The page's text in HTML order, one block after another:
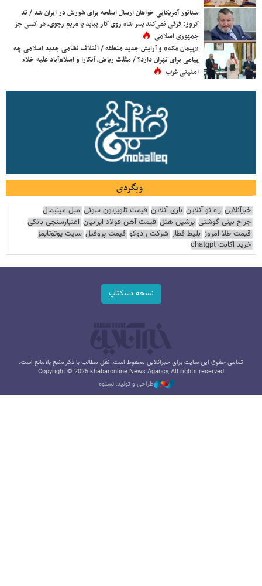
سناتور آمریکایی خواهان ارسال اسلحه برای شورش در ایران شد / تد
کروز: فرقی نمی‌کند پسر شاه روی کار بیاید یا مریم رجوی، هر کسی جز
جمهوری اسلامی
«پیمان مکه» و آرایش جدید منطقه / ائتلاف نظامی جدید اسلامی چه
پیامی برای تهران دارد؟ / مثلث ریاض، آنکارا و اسلام‌آباد علیه خلاء
امنیتی غرب
وبگردی
خبرآنلاین راه نو آنلاین بازی آنلاین قیمت تلویزیون سونی مبل مینیمال
جراح بینی گوشتی پرشین هتل قیمت آهن فولاد ایرانیان اعتبارسنجی بانکی
قیمت طلا امروز بلیط قطار شرکت رادوکو قیمت پروفیل سایت یوتوتایمز
خرید اکانت chatgpt
نسخه دسکتاپ
تمامی حقوق این سایت برای خبرآنلاین محفوظ است. نقل مطالب با ذکر منبع بلامانع است.
Copyright © 2025 khabaronline News Agancy, All rights reserved
طراحی و تولید: نستوه